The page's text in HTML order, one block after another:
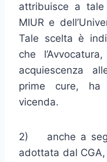
attribuisce a tale
MIUR e
Tale scelta è
che
acquiescenza
prime cure,
vicenda.
2) anche a
adottata dal